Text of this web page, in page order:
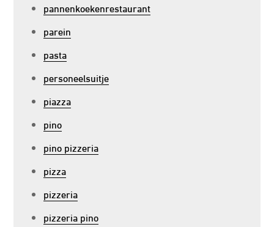
pannenkoekenrestaurant
parein
pasta
personeelsuitje
piazza
pino
pino pizzeria
pizza
pizzeria
pizzeria pino